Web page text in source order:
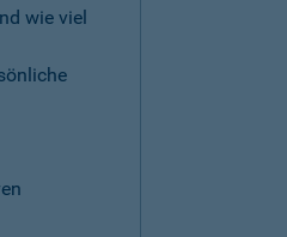
wie viel